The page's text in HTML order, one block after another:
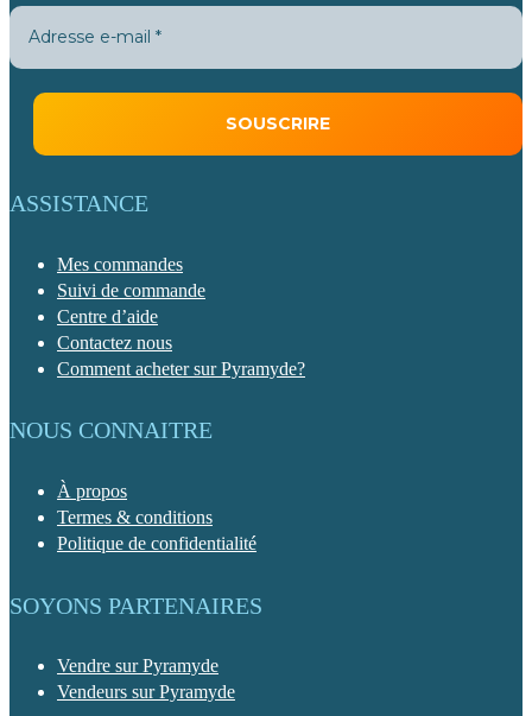
ASSISTANCE
Mes commandes
Suivi de commande
Centre d’aide
Contactez nous
Comment acheter sur Pyramyde?
NOUS CONNAITRE
À propos
Termes & conditions
Politique de confidentialité
SOYONS PARTENAIRES
Vendre sur Pyramyde
Vendeurs sur Pyramyde